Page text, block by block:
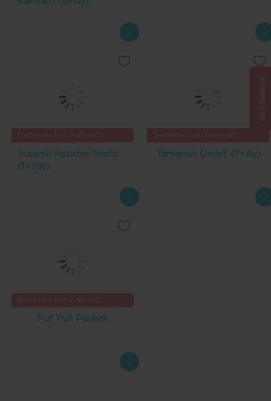
Tarifleri
Susamlı Patates Tostu
(1+Yaş)
Tarifleri
Tarhanalı Omlet (7+Ay)
Tarifleri
Puf Puf Pankek